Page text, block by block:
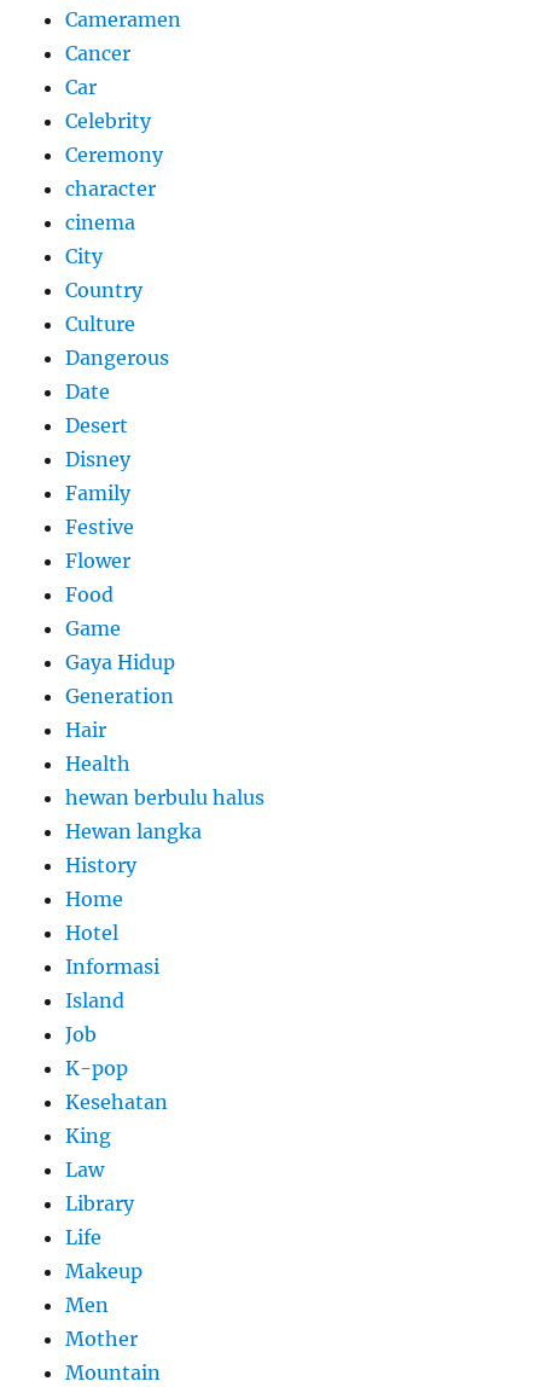
Cameramen
Cancer
Car
Celebrity
Ceremony
character
cinema
City
Country
Culture
Dangerous
Date
Desert
Disney
Family
Festive
Flower
Food
Game
Gaya Hidup
Generation
Hair
Health
hewan berbulu halus
Hewan langka
History
Home
Hotel
Informasi
Island
Job
K-pop
Kesehatan
King
Law
Library
Life
Makeup
Men
Mother
Mountain